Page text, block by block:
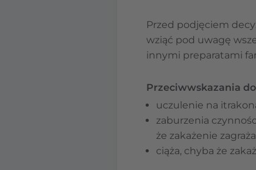
Przed podjęciem
wziąć pod uwagę
innymi preparatami
Przeciwwskazania
uczulenie na
zaburzenia
że zakażenie
ciąża, chyba że